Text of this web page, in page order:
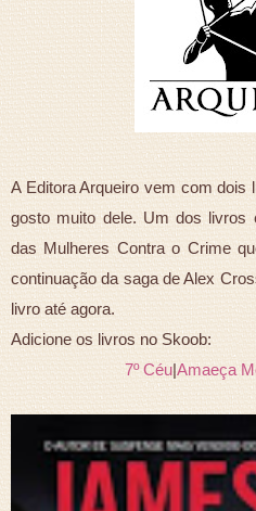
A Editora Arqueiro vem com
gosto muito dele. Um dos livros
das Mulheres Contra o Crime
continuação da saga de Alex
livro até agora.
Adicione os livros no Skoob:
7º Céu|Amaeça